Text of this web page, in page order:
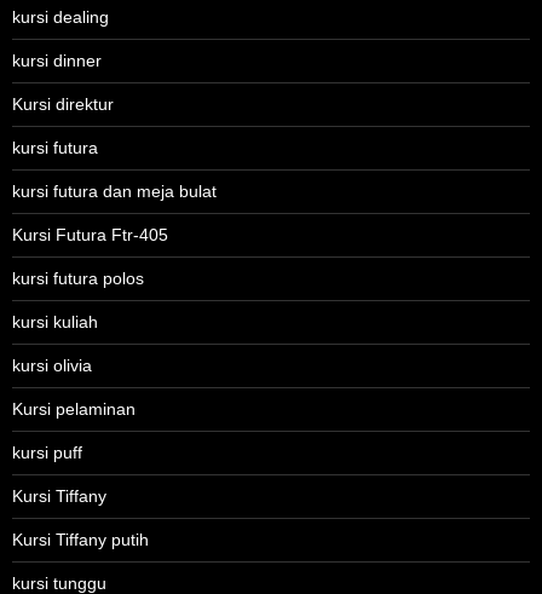
kursi dealing
kursi dinner
Kursi direktur
kursi futura
kursi futura dan meja bulat
Kursi Futura Ftr-405
kursi futura polos
kursi kuliah
kursi olivia
Kursi pelaminan
kursi puff
Kursi Tiffany
Kursi Tiffany putih
kursi tunggu